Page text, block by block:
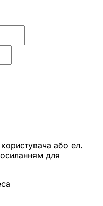
або ел.
для